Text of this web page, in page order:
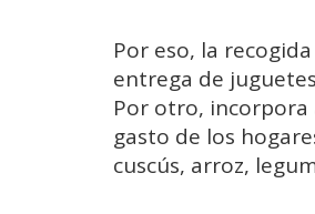
Por eso, la
entrega de
Por otro,
gasto de los
cuscús, arroz,